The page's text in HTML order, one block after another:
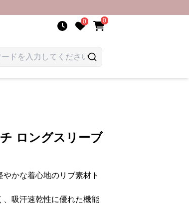
0 0
ロングスリーブ
かな着心地のリブ素材ト
、吸汗速乾性に優れた機能